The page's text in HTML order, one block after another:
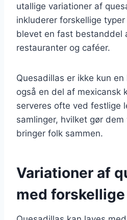
utallige variationer af
inkluderer forskellige
blevet en fast bestanddel
restauranter og caféer.
Quesadillas er ikke kun
også en del af mexicansk
serveres ofte ved festlige
samlinger, hvilket gør
bringer folk sammen.
Variationer af
med